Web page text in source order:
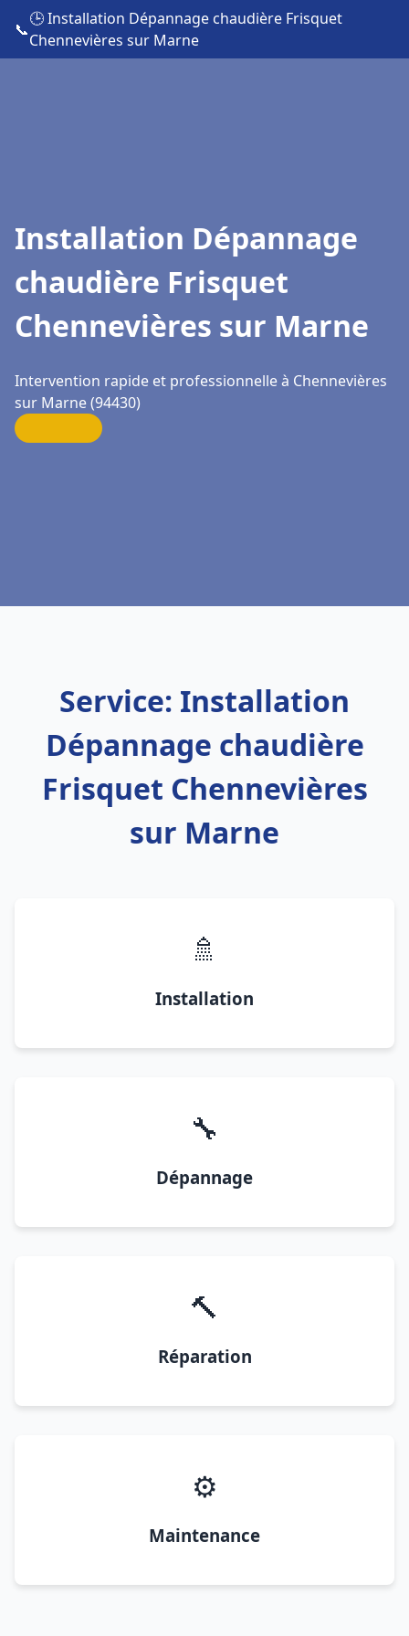
📞
🕒 Installation Dépannage chaudière Frisquet
Chennevières sur Marne
Installation Dépannage
chaudière Frisquet
Chennevières sur Marne
Intervention rapide et professionnelle à Chennevières
sur Marne (94430)
Service: Installation
Dépannage chaudière
Frisquet Chennevières
sur Marne
🚿
Installation
🔧
Dépannage
🔨
Réparation
⚙️
Maintenance